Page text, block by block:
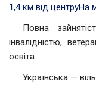
1,4 км від центруНа
Повна
інвалідністю,
освіта.
Українська —